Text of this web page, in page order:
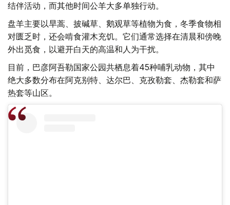
结伴活动，而其他时间公羊大多单独行动。
盘羊主要以旱蒿、披碱草、鹅观草等植物为食，冬季食物相
对匮乏时，还会啃食灌木充饥。它们通常选择在清晨和傍晚
外出觅食，以避开白天的高温和人为干扰。
目前，巴彦阿吾勒国家公园共栖息着45种哺乳动物，其中
绝大多数分布在阿克别特、达尔巴、克孜勒套、杰勒套和萨
热套等山区。